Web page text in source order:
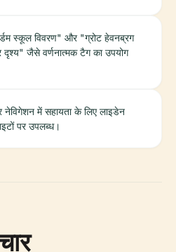
स्कूल विवरण" और "ग्रोट हेवनब्रग
दृश्य" जैसे वर्णनात्मक टैग का उपयोग
नेविगेशन में सहायता के लिए लाइडेन
पर उपलब्ध।